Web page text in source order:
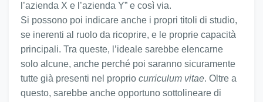
l’azienda X e l’azienda Y” e così via.
Si possono poi indicare anche i propri titoli di studio,
se inerenti al ruolo da ricoprire, e le proprie capacità
principali. Tra queste, l’ideale sarebbe elencarne
solo alcune, anche perché poi saranno sicuramente
tutte già presenti nel proprio curriculum vitae. Oltre a
questo, sarebbe anche opportuno sottolineare di